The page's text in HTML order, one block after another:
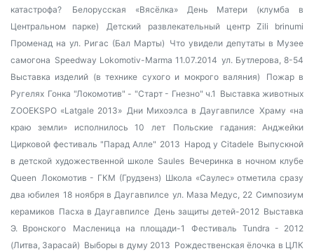
катастрофа?
Белорусская «Вясёлка» День Матери (клумба в
Центральном парке)
Детский развлекательный центр Zili brinumi
Променад на ул. Ригас (Бал Марты) Что увидели депутаты в Музее
самогона Speedway Lokomotiv-Marma 11.07.2014 ул. Бутлерова, 8-54
Выставка изделий (в технике сухого и мокрого валяния)
Пожар в
Ругелях Гонка "Локомотив" - "Старт - Гнезно" ч.1 Выставка животных
ZOOEKSPO «Latgale 2013» Дни Михоэлса в Даугавпилсе Храму «на
краю земли» исполнилось 10 лет
Польские гадания: Анджейки
Цирковой фестиваль "Парад Алле" 2013 Народ у Citadele Выпускной
в детской художественной школе Saules Вечеринка в ночном клубе
Queen Локомотив - ГКМ (Грудзенз) Школа «Саулес» отметила сразу
два юбилея 18 ноября в Даугавпилсе ул. Маза Медус, 22 Симпозиум
керамиков Пасха в Даугавпилсе День защиты детей-2012 Выставка
Э. Вронского
Масленица на площади-1
Фестиваль Tundra - 2012
(Литва, Зарасай) Выборы в думу 2013 Рождественская ёлочка в ЦЛК